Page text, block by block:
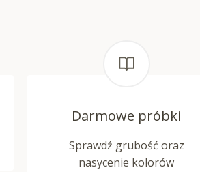
Darmowe próbki
Sprawdź grubość oraz
nasycenie kolorów